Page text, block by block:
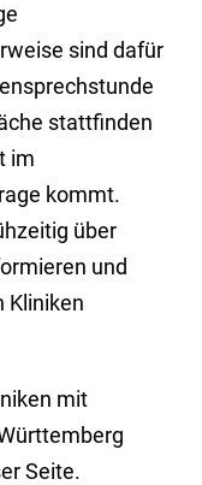
sind dafür
stattfinden
im
kommt.
über
und
Kliniken
mit
Seite.